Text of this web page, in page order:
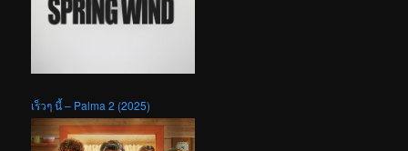
เร็วๆ นี้ – Palma 2 (2025)